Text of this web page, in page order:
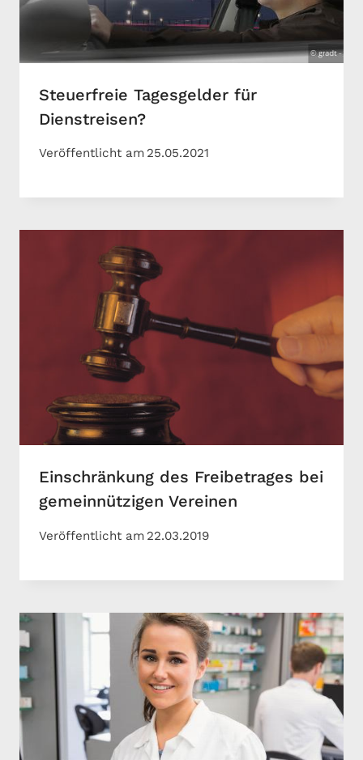
Steuerfreie Tagesgelder für
Dienstreisen?
Veröffentlicht am 25.05.2021
Einschränkung des Freibetrages bei
gemeinnützigen Vereinen
Veröffentlicht am 22.03.2019